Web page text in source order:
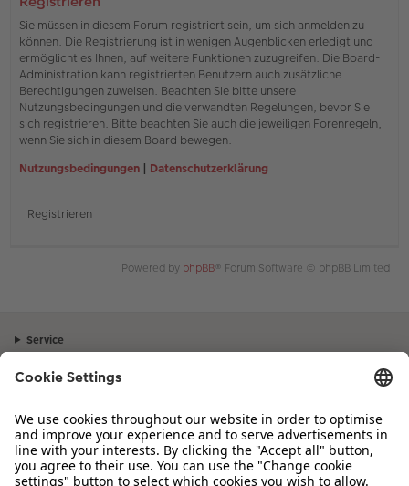
Sie müssen in diesem Forum registriert sein, um sich anmelden zu
können. Die Registrierung ist in wenigen Augenblicken erledigt und
ermöglicht es Ihnen, auf weitere Funktionen zuzugreifen. Die Board-
Administration kann registrierten Benutzern auch zusätzliche
Berechtigungen zuweisen. Beachten Sie bitte unsere
Nutzungsbedingungen und die verwandten Regelungen, bevor Sie
sich registrieren. Bitte beachten Sie auch die jeweiligen Forenregeln,
wenn Sie sich in diesem Board bewegen.
Nutzungsbedingungen | Datenschutzerklärung
Registrieren
Powered by phpBB® Forum Software © phpBB Limited
Service
Sortiment